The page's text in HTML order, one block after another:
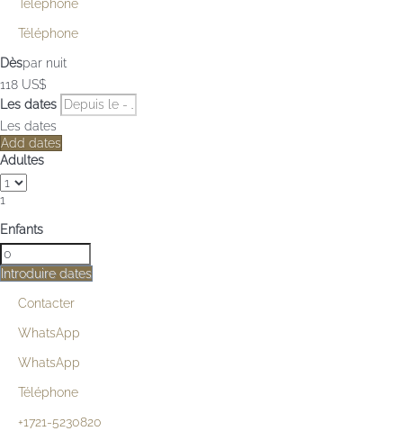
Téléphone
Téléphone
Dèspar nuit
118 US$
Les dates
Les dates
Add dates
Adultes
1
Enfants
Introduire dates
Contacter
WhatsApp
WhatsApp
Téléphone
+1721-5230820